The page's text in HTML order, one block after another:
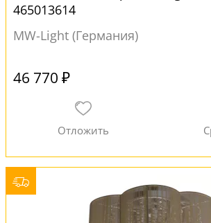
465013614
MW-Light (Германия)
46 770 ₽